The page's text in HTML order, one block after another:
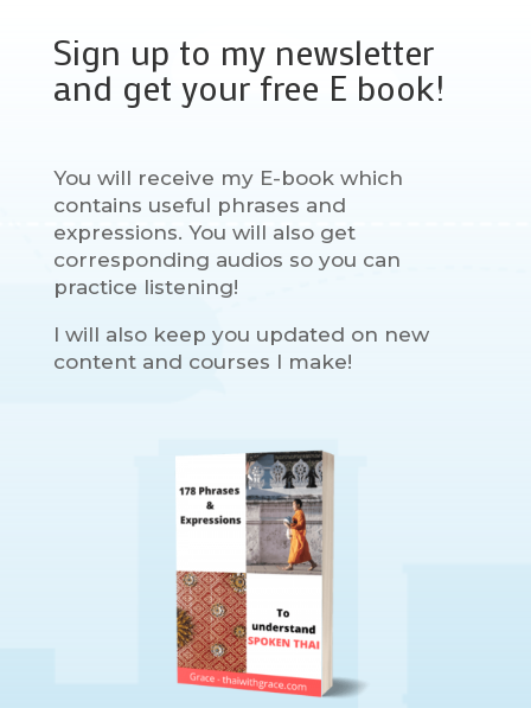
Sign up to my newsletter
and get your free E book!
You will receive my E-book which
contains useful phrases and
expressions. You will also get
corresponding audios so you can
practice listening!
I will also keep you updated on new
content and courses I make!